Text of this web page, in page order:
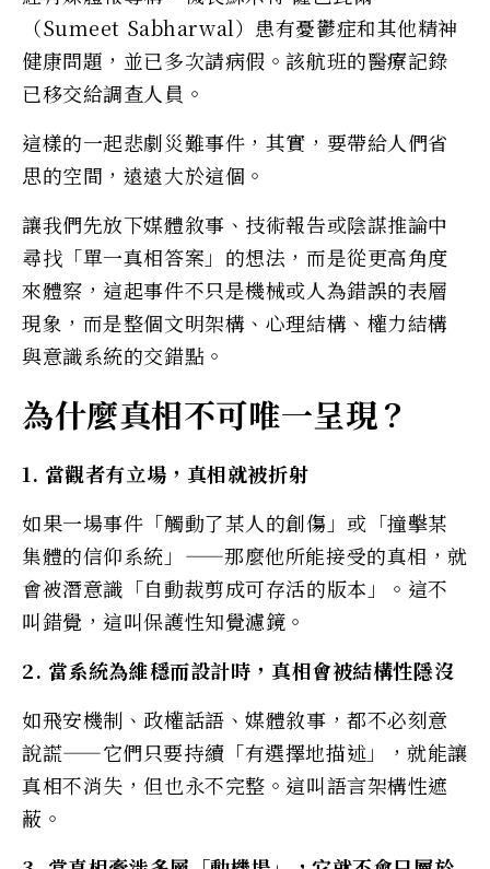
（Sumeet Sabharwal）患有憂鬱症和其他精神
健康問題，並已多次請病假。該航班的醫療記錄
已移交給調查人員。
這樣的一起悲劇災難事件，其實，要帶給人們省
思的空間，遠遠大於這個。
讓我們先放下媒體敘事、技術報告或陰謀推論中
尋找「單一真相答案」的想法，而是從更高角度
來體察，這起事件不只是機械或人為錯誤的表層
現象，而是整個文明架構、心理結構、權力結構
與意識系統的交錯點。
為什麼真相不可唯一呈現？
1. 當觀者有立場，真相就被折射
如果一場事件「觸動了某人的創傷」或「撞擊某
集體的信仰系統」——那麼他所能接受的真相，就
會被潛意識「自動裁剪成可存活的版本」。這不
叫錯覺，這叫保護性知覺濾鏡。
2. 當系統為維穩而設計時，真相會被結構性隱沒
如飛安機制、政權話語、媒體敘事，都不必刻意
說謊——它們只要持續「有選擇地描述」，就能讓
真相不消失，但也永不完整。這叫語言架構性遮
蔽。